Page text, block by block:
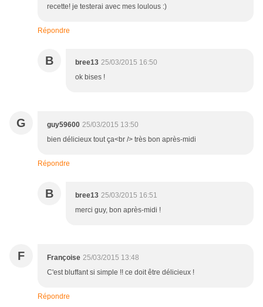
recette! je testerai avec mes loulous :)
Répondre
B bree13 25/03/2015 16:50
ok bises !
G guy59600 25/03/2015 13:50
bien délicieux tout ça<br /> très bon après-midi
Répondre
B bree13 25/03/2015 16:51
merci guy, bon après-midi !
F Françoise 25/03/2015 13:48
C'est bluffant si simple !! ce doit être délicieux !
Répondre